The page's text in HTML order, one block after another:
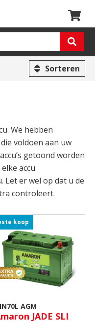
Sorteren
We hebben
voldoen aan uw
getoond worden
accu
Let er wel op dat u de
controleert.
koop
AGM
JADE SLI